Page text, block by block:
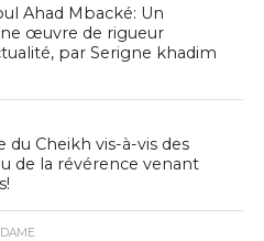
Ahad Mbacké: Un
œuvre de rigueur
par Serigne khadim
du Cheikh vis-à-vis des
de la révérence venant